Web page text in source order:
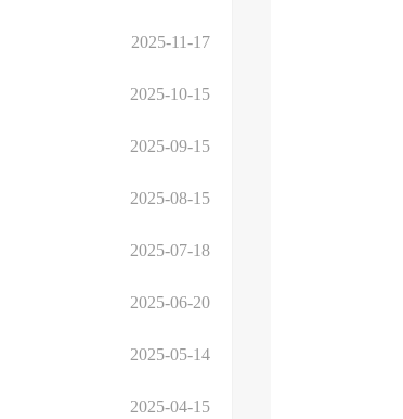
2025-11-17
2025-10-15
2025-09-15
2025-08-15
2025-07-18
2025-06-20
2025-05-14
2025-04-15